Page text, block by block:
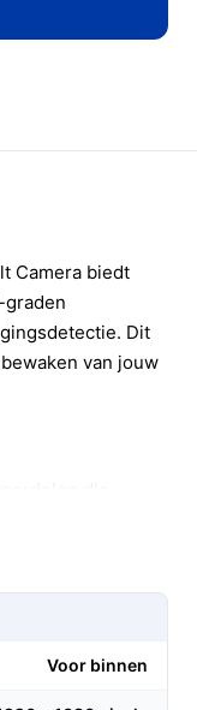
Camera biedt
Dit
van jouw
zijn enkele
en tilt-functie
de gaten houden
nodig hebt.
Voor binnen